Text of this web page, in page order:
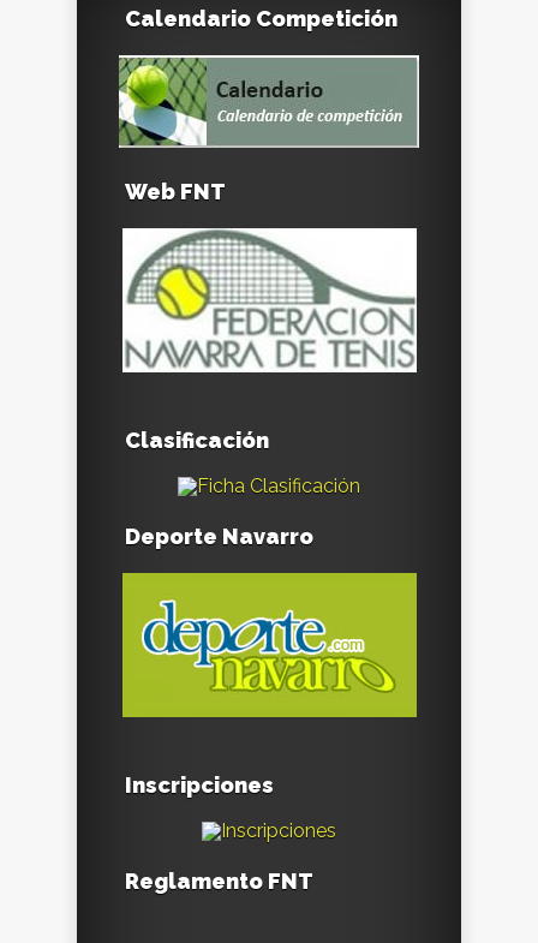
Calendario Competición
Web FNT
Clasificación
Deporte Navarro
Inscripciones
Reglamento FNT